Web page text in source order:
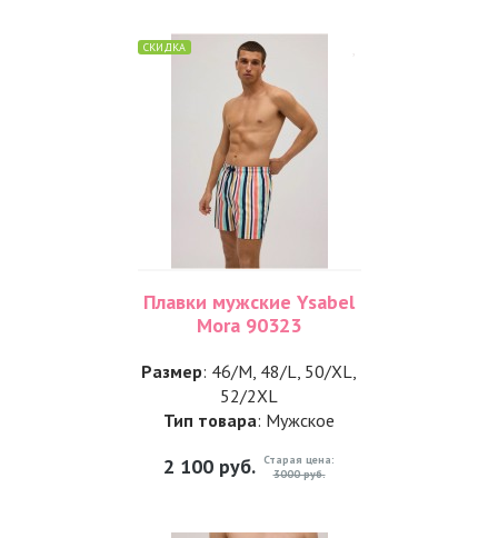
СКИДКА
Плавки мужские Ysabel
Mora 90323
Размер: 46/M, 48/L, 50/XL,
52/2XL
Тип товара: Мужское
2 100 руб. Старая цена:
3000 руб.